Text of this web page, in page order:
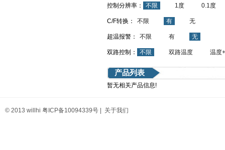
控制分辨率： 不限 1度 0.1度
C/F转换： 不限 有 无
超温报警： 不限 有 无
双路控制： 不限 双路温度 温度
产品列表
暂无相关产品信息!
© 2013 willhi 粤ICP备10094339号 关于我们